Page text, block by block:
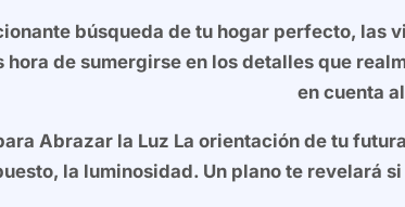
búsqueda de tu hogar perfecto, las
hora de sumergirse en los detalles que
en cuenta
Abrazar la Luz La orientación de tu
la luminosidad. Un plano te revelará